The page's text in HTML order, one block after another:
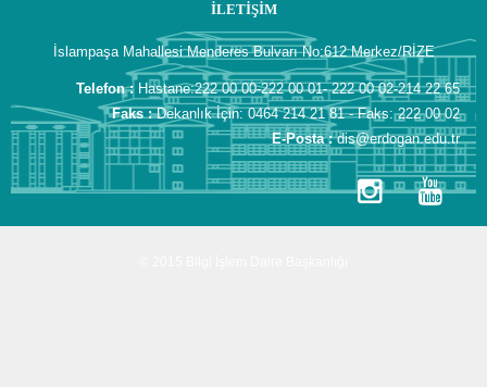
İLETIŞIM
İslampaşa Mahallesi Menderes Bulvarı No:612 Merkez/RİZE
Telefon : Hastane:222 00 00-222 00 01- 222 00 02-214 22 65
Faks :Dekanlık İçin: 0464 214 21 81 - Faks: 222 00 02
E-Posta :dis@erdogan.edu.tr